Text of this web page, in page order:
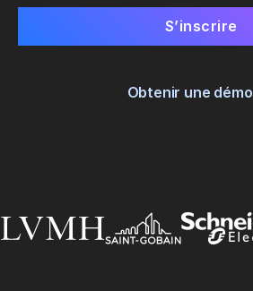
Obtenir une démo